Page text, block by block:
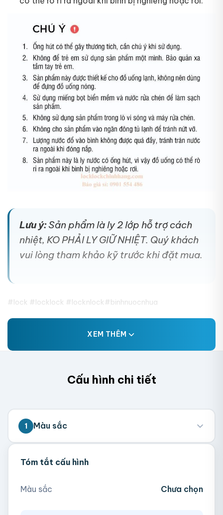
Lưu ý:Sản phẩm là ly 2 lớp hỗ trợ cách
nhiệt, KO PHẢI LY GIỮ NHIỆT. Quý khách
vui lòng tham khảo kỹ trước khi đặt mua.
#lock #locklock #locknlock#binhnuocnhua
XEM THÊM
Cấu hình chi tiết
1 Màu sắc
Hồng Ngà
Xanh Navy
Tóm tắt cấu hình
Màu sắc Chưa chọn